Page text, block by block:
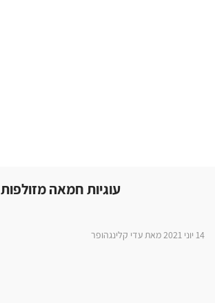
עוגיות חמאה מזולפות
14 יוני 2021 מאת עדי קלינגהופר